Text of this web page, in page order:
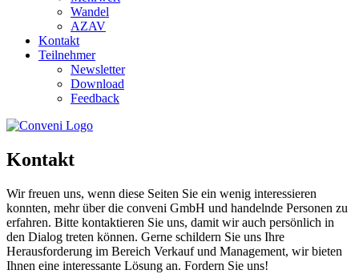
Wandel
AZAV
Kontakt
Teilnehmer
Newsletter
Download
Feedback
Kontakt
Wir freuen uns, wenn diese Seiten Sie ein wenig interessieren
konnten, mehr über die conveni GmbH und handelnde Personen zu
erfahren. Bitte kontaktieren Sie uns, damit wir auch persönlich in
den Dialog treten können. Gerne schildern Sie uns Ihre
Herausforderung im Bereich Verkauf und Management, wir bieten
Ihnen eine interessante Lösung an. Fordern Sie uns!